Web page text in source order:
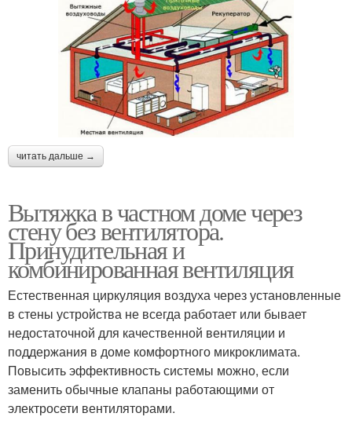
читать дальше →
Вытяжка в частном доме через
стену без вентилятора.
Принудительная и
комбинированная вентиляция
Естественная циркуляция воздуха через установленные
в стены устройства не всегда работает или бывает
недостаточной для качественной вентиляции и
поддержания в доме комфортного микроклимата.
Повысить эффективность системы можно, если
заменить обычные клапаны работающими от
электросети вентиляторами.